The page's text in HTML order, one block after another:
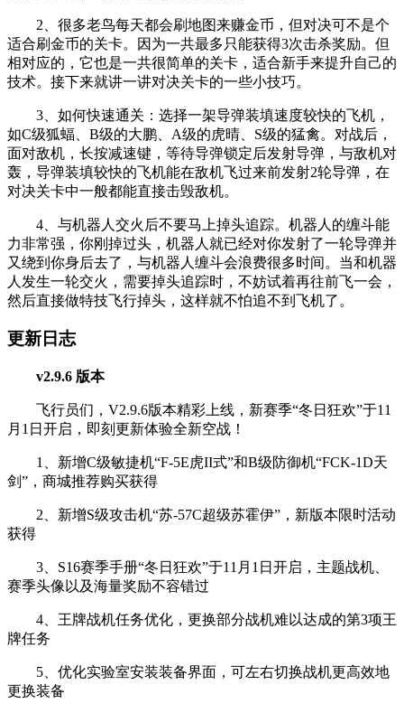
2、很多老鸟每天都会刷地图来赚金币，但对决可不是个
适合刷金币的关卡。因为一共最多只能获得3次击杀奖励。但
相对应的，它也是一共很简单的关卡，适合新手来提升自己的
技术。接下来就讲一讲对决关卡的一些小技巧。
3、如何快速通关：选择一架导弹装填速度较快的飞机，
如C级狐蝠、B级的大鹏、A级的虎晴、S级的猛禽。对战后，
面对敌机，长按减速键，等待导弹锁定后发射导弹，与敌机对
轰，导弹装填较快的飞机能在敌机飞过来前发射2轮导弹，在
对决关卡中一般都能直接击毁敌机。
4、与机器人交火后不要马上掉头追踪。机器人的缠斗能
力非常强，你刚掉过头，机器人就已经对你发射了一轮导弹并
又绕到你身后去了，与机器人缠斗会浪费很多时间。当和机器
人发生一轮交火，需要掉头追踪时，不妨试着再往前飞一会，
然后直接做特技飞行掉头，这样就不怕追不到飞机了。
更新日志
v2.9.6 版本
飞行员们，V2.9.6版本精彩上线，新赛季“冬日狂欢”于11
月1日开启，即刻更新体验全新空战！
1、新增C级敏捷机“F-5E虎II式”和B级防御机“FCK-1D天
剑”，商城推荐购买获得
2、新增S级攻击机“苏-57C超级苏霍伊”，新版本限时活动
获得
3、S16赛季手册“冬日狂欢”于11月1日开启，主题战机、
赛季头像以及海量奖励不容错过
4、王牌战机任务优化，更换部分战机难以达成的第3项王
牌任务
5、优化实验室安装装备界面，可左右切换战机更高效地
更换装备